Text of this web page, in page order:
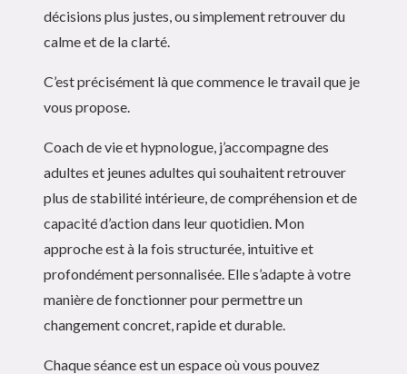
décisions plus justes, ou simplement retrouver du
calme et de la clarté.
C’est précisément là que commence le travail que je
vous propose.
Coach de vie et hypnologue, j’accompagne des
adultes et jeunes adultes qui souhaitent retrouver
plus de stabilité intérieure, de compréhension et de
capacité d’action dans leur quotidien. Mon
approche est à la fois structurée, intuitive et
profondément personnalisée. Elle s’adapte à votre
manière de fonctionner pour permettre un
changement concret, rapide et durable.
Chaque séance est un espace où vous pouvez